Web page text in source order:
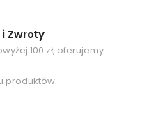
Zwroty
100 zł, oferujemy
produktów.